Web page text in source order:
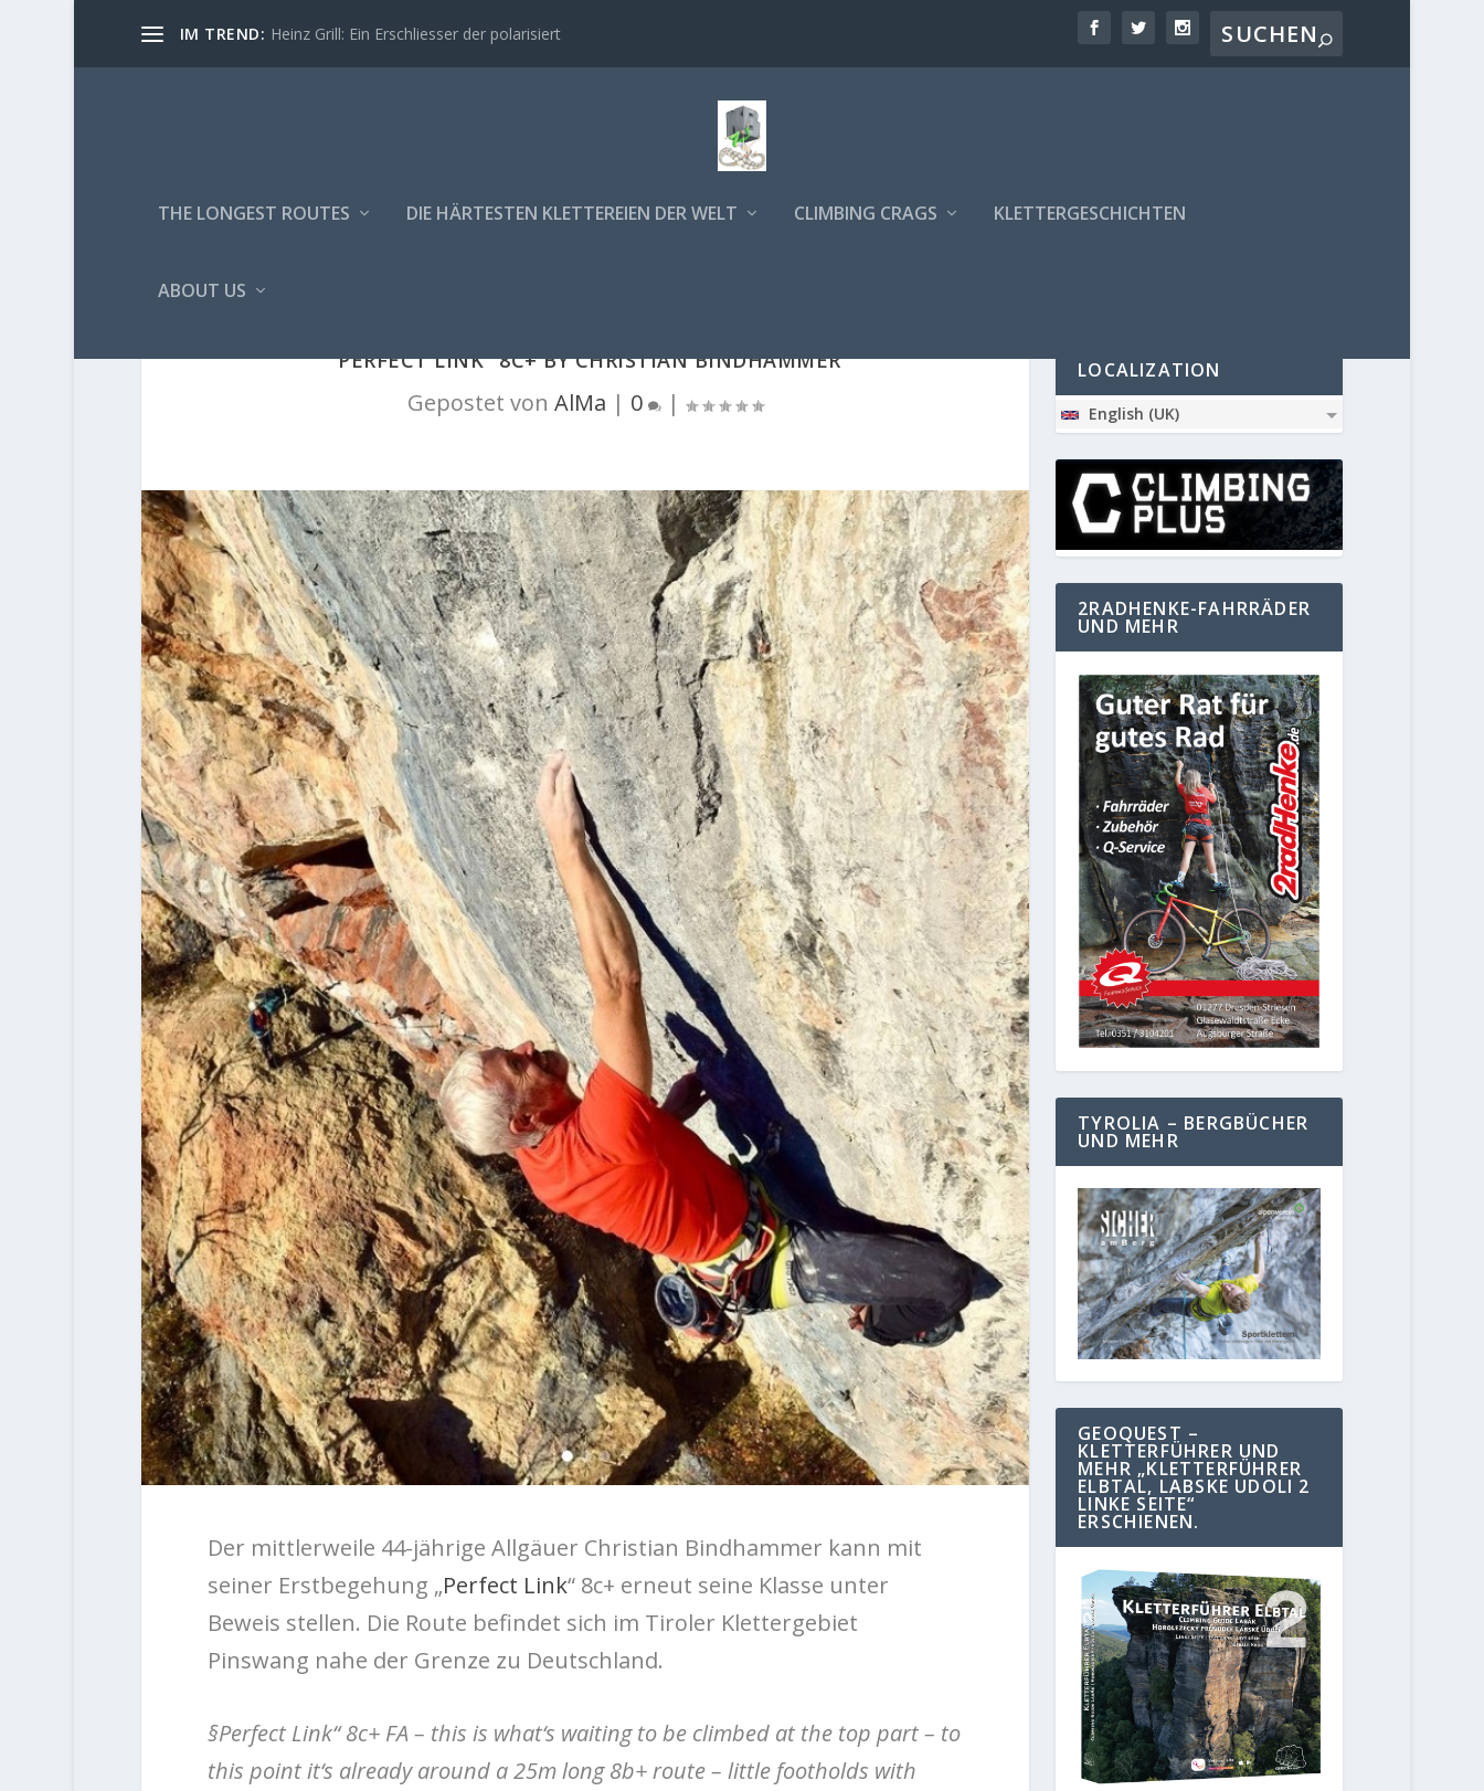
IM TREND: Heinz Grill: Ein Erschliesser der polarisiert
THE LONGEST ROUTES DIE HÄRTESTEN KLETTEREIEN DER WELT CLIMBING CRAGS KLETTERGESCHICHTEN
ABOUT US
"PERFECT LINK" 8C+ BY CHRISTIAN BINDHAMMER
Gepostet von AlMa | 0 |
Der mittlerweile 44-jährige Allgäuer Christian Bindhammer kann mit
seiner Erstbegehung „Perfect Link“ 8c+ erneut seine Klasse unter
Beweis stellen. Die Route befindet sich im Tiroler Klettergebiet
Pinswang nahe der Grenze zu Deutschland.
§Perfect Link“ 8c+ FA – this is what‘s waiting to be climbed at the top part – to
this point it‘s already around a 25m long 8b+ route – little footholds with
LOCALIZATION
English (UK)
2RADHENKE-FAHRRÄDER
UND MEHR
TYROLIA – BERGBÜCHER
UND MEHR
GEOQUEST –
KLETTERFÜHRER UND
MEHR „KLETTERFÜHRER
ELBTAL, LABSKE UDOLI 2
LINKE SEITE“
ERSCHIENEN.